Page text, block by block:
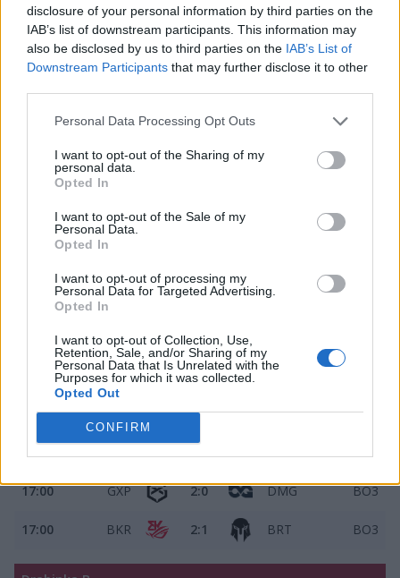
disclosure of your personal information by third parties on the
IAB’s list of downstream participants. This information may
also be disclosed by us to third parties on the IAB’s List of
Downstream Participants that may further disclose it to other
Personal Data Processing Opt Outs
I want to opt-out of the Sharing of my
personal data.
Opted In
I want to opt-out of the Sale of my
Personal Data.
Opted In
I want to opt-out of processing my
Personal Data for Targeted Advertising.
Opted In
I want to opt-out of Collection, Use,
Retention, Sale, and/or Sharing of my
Personal Data that Is Unrelated with the
Purposes for which it was collected.
Opted Out
CONFIRM
Dobrych wieści natomiast nie ma dla fanów naszej
sceny. Wszystko za sprawą tego, że zarówno GRP
Esports, jak i Forsaken przegrały swoje starcia.
Reprezentanci organizacji Marcina "Grypcia" Chwaleby
przedstawicielami ligi Północnej Europy. Zakapturzeni
częścią jest Lucjan "Shlatan" Ahmad. Trzeba przyznać
jednak, że FSK szczególnie w drugiej grze było bliskie
wyrównania, lecz ostatni cios zadała ekipa na co dzień
grająca w Prime League. Jako że każdy mecz w tym
segmencie EM to mecz o życie, to formacje z Ultraligi
właśnie takowe straciły.
Wyniki pierwszego dnia EMEA Masters
2024 Summer LCQ:
Drabinka A
17:00 FUT 2:0 ZNT BO3
17:00 GXP 2:0 DMG BO3
17:00 BKR 2:1 BRT BO3